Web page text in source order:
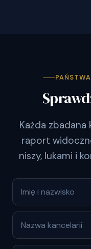
Każda
raport
niszy, lukami i